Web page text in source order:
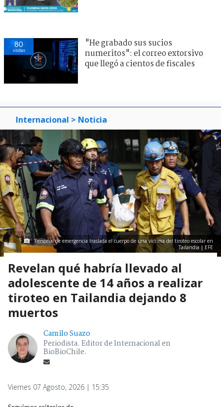
80
visitas
"He grabado sus sucios
numeritos": el correo extorsivo
que llegó a cientos de fiscales
Internacional > Noticia
Personal de emergencia traslada el cuerpo de una víctima del tiroteo escolar en
Tailandia | EFE
Revelan qué habría llevado al
adolescente de 14 años a realizar
tiroteo en Tailandia dejando 8
muertos
Camilo Suazo
Periodista. Editor de Internacional en
BioBioChile.
Viernes 07 Agosto, 2026 | 15:35